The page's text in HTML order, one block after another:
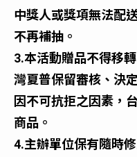
中獎⼈或獎項無法配
不再補抽。
3.本活動贈品不得移
灣夏普保留審核、決
因不可抗拒之因素，
商品。
4.主辦單位保有隨時